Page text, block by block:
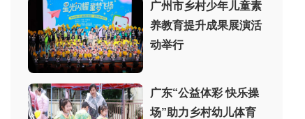
广州市乡村少年儿童素
养教育提升成果展演活
动举行
广东“公益体彩 快乐操
场”助力乡村幼儿体育